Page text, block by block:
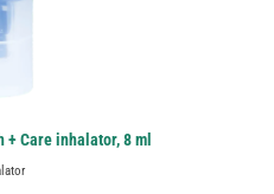
Care inhalator, 8 ml